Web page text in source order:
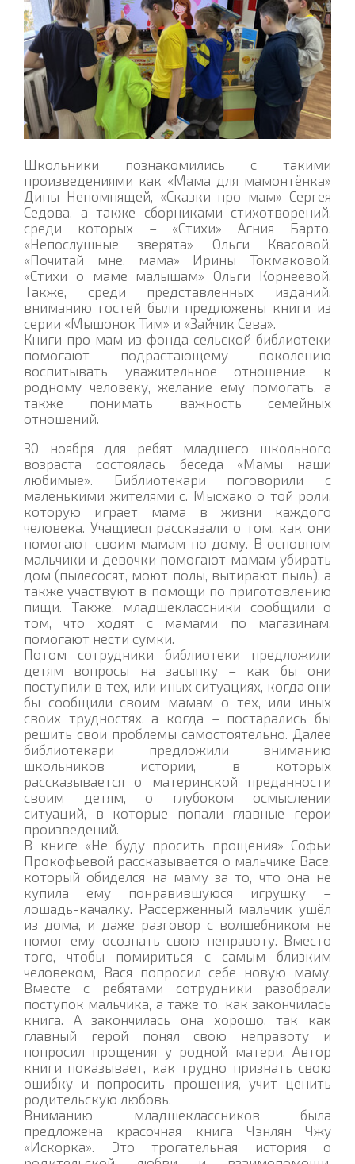
Школьники познакомились с такими
произведениями как «Мама для мамонтёнка»
Дины Непомнящей, «Сказки про мам» Сергея
Седова, а также сборниками стихотворений,
среди которых – «Стихи» Агния Барто,
«Непослушные зверята» Ольги Квасовой,
«Почитай мне, мама» Ирины Токмаковой,
«Стихи о маме малышам» Ольги Корнеевой.
Также, среди представленных изданий,
вниманию гостей были предложены книги из
серии «Мышонок Тим» и «Зайчик Сева».
Книги про мам из фонда сельской библиотеки
помогают подрастающему поколению
воспитывать уважительное отношение к
родному человеку, желание ему помогать, а
также понимать важность семейных
отношений.
30 ноября для ребят младшего школьного
возраста состоялась беседа «Мамы наши
любимые». Библиотекари поговорили с
маленькими жителями с. Мысхако о той роли,
которую играет мама в жизни каждого
человека. Учащиеся рассказали о том, как они
помогают своим мамам по дому. В основном
мальчики и девочки помогают мамам убирать
дом (пылесосят, моют полы, вытирают пыль), а
также участвуют в помощи по приготовлению
пищи. Также, младшеклассники сообщили о
том, что ходят с мамами по магазинам,
помогают нести сумки.
Потом сотрудники библиотеки предложили
детям вопросы на засыпку – как бы они
поступили в тех, или иных ситуациях, когда они
бы сообщили своим мамам о тех, или иных
своих трудностях, а когда – постарались бы
решить свои проблемы самостоятельно. Далее
библиотекари предложили вниманию
школьников истории, в которых
рассказывается о материнской преданности
своим детям, о глубоком осмыслении
ситуаций, в которые попали главные герои
произведений.
В книге «Не буду просить прощения» Софьи
Прокофьевой рассказывается о мальчике Васе,
который обиделся на маму за то, что она не
купила ему понравившуюся игрушку –
лошадь-качалку. Рассерженный мальчик ушёл
из дома, и даже разговор с волшебником не
помог ему осознать свою неправоту. Вместо
того, чтобы помириться с самым близким
человеком, Вася попросил себе новую маму.
Вместе с ребятами сотрудники разобрали
поступок мальчика, а таже то, как закончилась
книга. А закончилась она хорошо, так как
главный герой понял свою неправоту и
попросил прощения у родной матери. Автор
книги показывает, как трудно признать свою
ошибку и попросить прощения, учит ценить
родительскую любовь.
Вниманию младшеклассников была
предложена красочная книга Чэнлян Чжу
«Искорка». Это трогательная история о